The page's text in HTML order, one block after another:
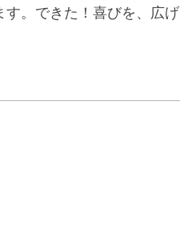
す。できた！喜びを、広げ